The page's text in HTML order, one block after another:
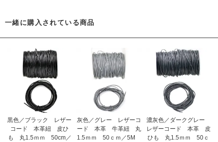
一緒に購入されている商品
黒色／ブラック レザー
コード 本革紐 皮ひ
も 丸1.5ｍｍ 50cm／
灰色／グレー レザーコ
ード 本革 牛革紐 丸
1.5ｍｍ 50ｃｍ／5M
濃灰色／ダークグレー
レザーコード 本革 皮
ひも 丸1.5ｍｍ 50ｃ